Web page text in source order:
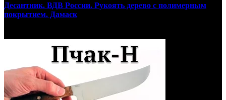
Десантник. ВДВ России. Рукоять дерево с полимерным
покрытием. Дамаск